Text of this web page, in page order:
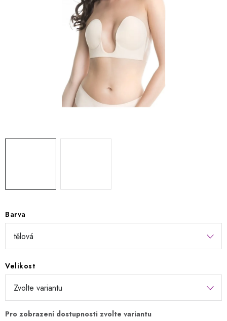
Jak nakupovat
Obchodní podmínky
Podmínky ochrany osobních údajů
Napište nám
Reklamace a vrácení zboží
Barva
Velikost